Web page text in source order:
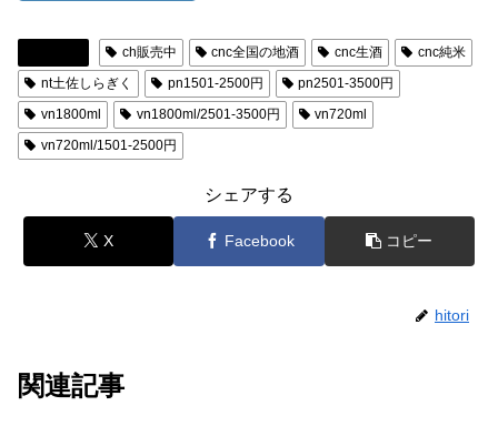
ch販売中 cnc全国の地酒 cnc生酒
cnc純米
nt土佐しらぎく
pn1501-2500円
pn2501-3500円
vn1800ml
vn1800ml/2501-3500円
vn720ml
vn720ml/1501-2500円
シェアする
X Facebook コピー
hitori
関連記事